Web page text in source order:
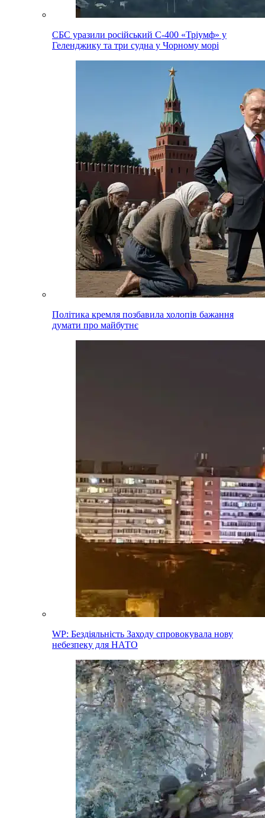
СБС уразили російський С-400 «Тріумф» у
Геленджику та три судна у Чорному морі
Політика кремля позбавила холопів бажання
думати про майбутнє
WP: Бездіяльність Заходу спровокувала нову
небезпеку для НАТО